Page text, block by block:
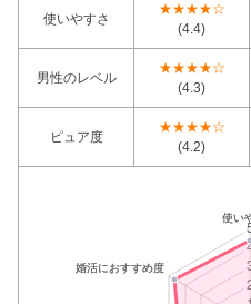
使いやすさ
★★★★☆
(4.4)
男性のレベル
★★★★☆
(4.3)
ピュア度
★★★★☆
(4.2)